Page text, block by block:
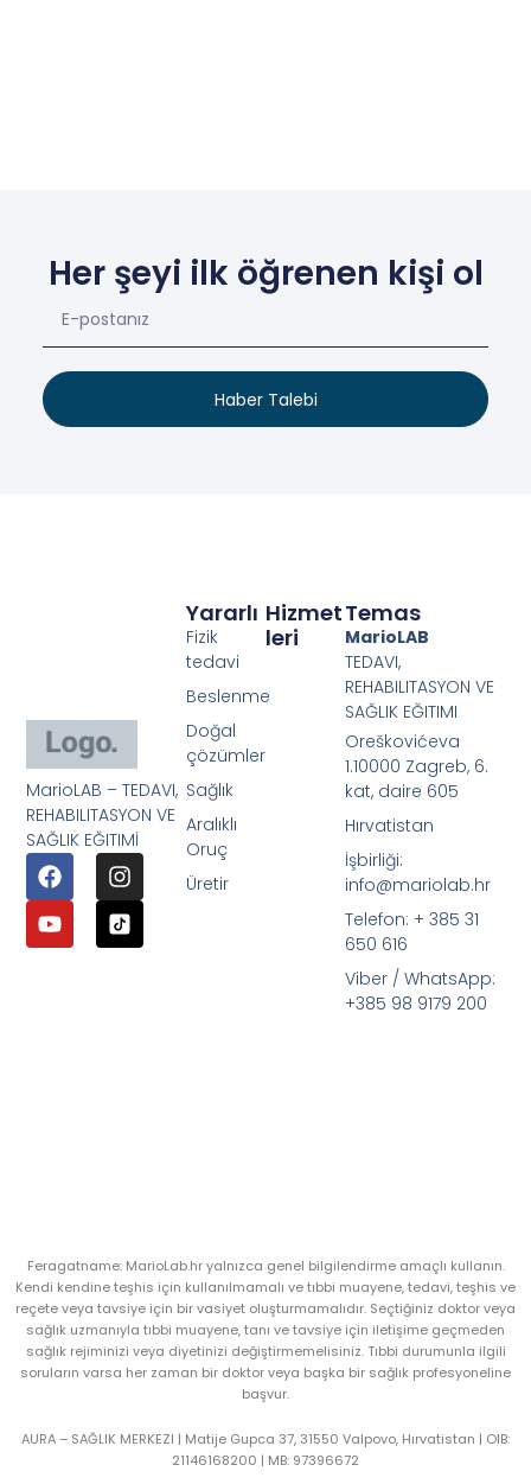
Her şeyi ilk öğrenen kişi ol
Haber Talebi
MarioLAB – TEDAVI,
REHABILITASYON VE
SAĞLIK EĞITIMİ
Hizmet
Leri
Yararlı
Fizik
tedavi
Beslenme
Doğal
çözümler
Sağlık
Aralıklı
Oruç
Üretir
Temas
MarioLAB
TEDAVI,
REHABILITASYON VE
SAĞLIK EĞITIMI
Oreškovićeva
1.10000 Zagreb, 6.
kat, daire 605
Hırvatistan
İşbirliği:
info@mariolab.hr
Telefon: + 385 31
650 616
Viber / WhatsApp:
+385 98 9179 200
Feragatname: MarioLab.hr yalnızca genel bilgilendirme amaçlı kullanın.
Kendi kendine teşhis için kullanılmamalı ve tıbbi muayene, tedavi, teşhis ve
reçete veya tavsiye için bir vasiyet oluşturmamalıdır. Seçtiğiniz doktor veya
sağlık uzmanıyla tıbbi muayene, tanı ve tavsiye için iletişime geçmeden
sağlık rejiminizi veya diyetinizi değiştirmemelisiniz. Tıbbi durumunla ilgili
soruların varsa her zaman bir doktor veya başka bir sağlık profesyoneline
başvur.
AURA – SAĞLIK MERKEZI | Matije Gupca 37, 31550 Valpovo, Hırvatistan | OIB:
21146168200 | MB: 97396672